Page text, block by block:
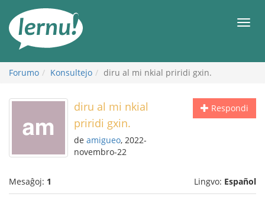
enhavo
Forumo Konsultejo diru al mi nkial priridi gxin.
Respondi
diru al mi nkial
priridi gxin.
de amigueo, 2022-
novembro-22
Mesaĝoj: 1 Lingvo: Español